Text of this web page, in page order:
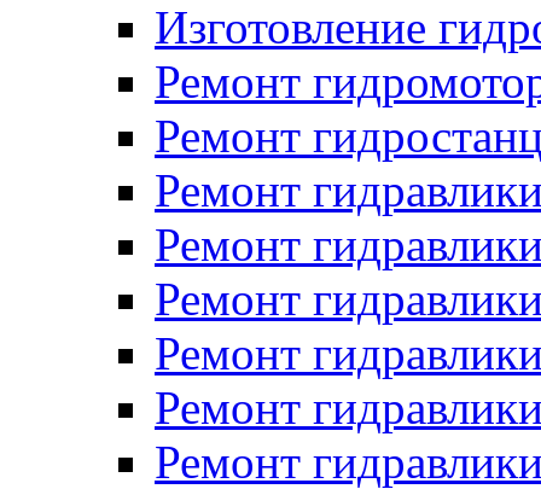
Изготовление
Ремонт
Ремонт
Ремонт
Ремонт
Ремонт
Ремонт
Ремонт
Ремонт